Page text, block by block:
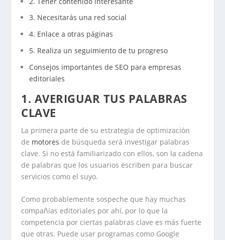
3. Necesitarás una red social
4. Enlace a otras páginas
5. Realiza un seguimiento de tu progreso
Consejos importantes de SEO para empresas
editoriales
1. AVERIGUAR TUS PALABRAS
CLAVE
La primera parte de su estrategia de optimización
de motores de búsqueda será investigar palabras
clave. Si no está familiarizado con ellos, son la cadena
de palabras que los usuarios escriben para buscar
servicios como el suyo.
Como probablemente sospeche que hay muchas
compañías editoriales por ahí, por lo que la
competencia por ciertas palabras clave es más fuerte
que otras. Puede usar programas como Google